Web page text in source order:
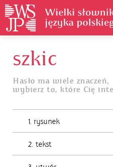
Jak
szkic
Hasło ma wiele znaczeń,
wybierz to, które Cię
1. rysunek
2. tekst